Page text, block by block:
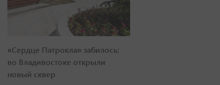
«Сердце Патрокла» забилось:
во Владивостоке открыли
новый сквер